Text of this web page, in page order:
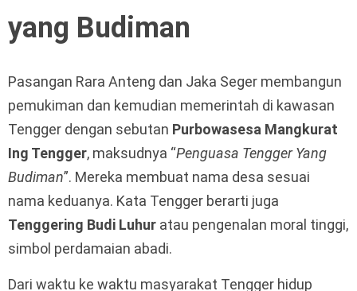
yang Budiman
Pasangan Rara Anteng dan Jaka Seger membangun
pemukiman dan kemudian memerintah di kawasan
Tengger dengan sebutan Purbowasesa Mangkurat
Ing Tengger, maksudnya “Penguasa Tengger Yang
Budiman”. Mereka membuat nama desa sesuai
nama keduanya. Kata Tengger berarti juga
Tenggering Budi Luhur atau pengenalan moral tinggi,
simbol perdamaian abadi.
Dari waktu ke waktu masyarakat Tengger hidup